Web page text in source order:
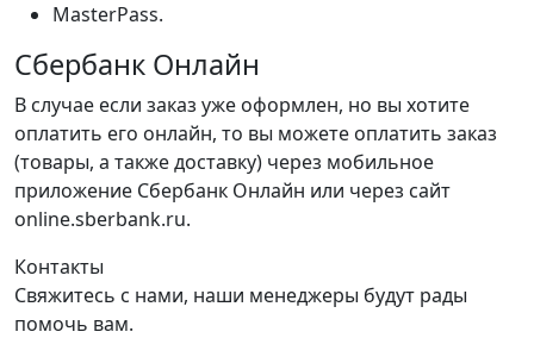
MasterPass.
Сбербанк Онлайн
В случае если заказ уже оформлен, но вы хотите
оплатить его онлайн, то вы можете оплатить заказ
(товары, а также доставку) через мобильное
приложение Сбербанк Онлайн или через сайт
online.sberbank.ru.
Контакты
Свяжитесь с нами, наши менеджеры будут рады
помочь вам.